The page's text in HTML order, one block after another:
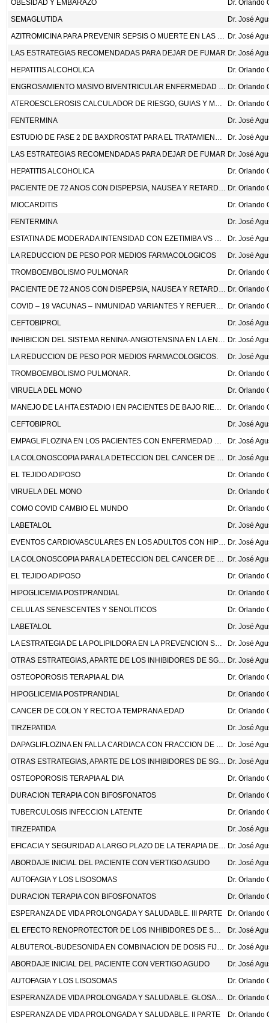
OBESIDAD Y EMBARAZO
SEMAGLUTIDA
Dr. José
AZITROMICINA PARA PREVENIR SEPSIS O MUERTE EN LAS MUJERES QUE PLANEAN UN PARTO VAGINAL. N ENG J MED 2023;388:1161-70. Dr. José
LAS ESTRATEGIAS RECOMENDADAS PARA DEJAR DE FUMAR Dr. José
HEPATITIS ALCOHOLICA
ENGROSAMIENTO MASIVO BIVENTRICULAR ENFERMEDAD DE FABRY
ATEROESCLEROSIS CALCULADOR DE RIESGO, GUIAS Y MANEJO.
FENTERMINA
Dr. José
ESTUDIO DE FASE 2 DE BAXDROSTAT PARA EL TRATAMIENTO DE LA HIPERTENSION RESISTENTE AL TRATAMIENTO. N ENG J MED 2023;388:395-405.
Dr. José
LAS ESTRATEGIAS RECOMENDADAS PARA DEJAR DE FUMAR Dr. José
HEPATITIS ALCOHOLICA
PACIENTE DE 72 ANOS CON DISPEPSIA, NAUSEA Y RETARDO EN VACIAMIENTO GASTRICO
MIOCARDITIS
FENTERMINA
Dr. José
ESTATINA DE MODERADA INTENSIDAD CON EZETIMIBA VS ESTATINA DE ALTA INTENSIDAD EN LOS PACIENTES CON DIABETES Y ENFERMEDAD ATEROSCLEROTICA EN EL ESTUDIO RACING HTTPS://DOI.ORG/10.1093/EURHEARTJ/EHAC709
Dr. José
LA REDUCCION DE PESO POR MEDIOS FARMACOLOGICOS
Dr. José
TROMBOEMBOLISMO PULMONAR
PACIENTE DE 72 ANOS CON DISPEPSIA, NAUSEA Y RETARDO EN VACIAMIENTO GASTRICO
COVID – 19 VACUNAS – INMUNIDAD VARIANTES Y REFUERZOS
CEFTOBIPROL
Dr. José
INHIBICION DEL SISTEMA RENINA-ANGIOTENSINA EN LA ENFERMEDAD RENAL CRONICA AVANZADA. N ENG J MED 2022;387:2021-32. Dr. José
LA REDUCCION DE PESO POR MEDIOS FARMACOLOGICOS.
Dr. José
TROMBOEMBOLISMO PULMONAR.
VIRUELA DEL MONO
MANEJO DE LA HTA ESTADIO I EN PACIENTES DE BAJO RIESGO
CEFTOBIPROL
Dr. José
EMPAGLIFLOZINA EN LOS PACIENTES CON ENFERMEDAD RENAL CRONICA. N ENG J MED 2022; DISPONIBLE EN DOI:10.1056/NEJM2204-4233.
Dr. José
LA COLONOSCOPIA PARA LA DETECCION DEL CANCER DE COLON Y RECTO
Dr. José
EL TEJIDO ADIPOSO
VIRUELA DEL MONO
COMO COVID CAMBIO EL MUNDO
LABETALOL
Dr. José
EVENTOS CARDIOVASCULARES EN LOS ADULTOS CON HIPERTENSION QUE RECIBEN LA DOSIS USUAL DE ANTIHIPERTENSIVOS EN LA NOCHE O EN LA MANANA. LANCET 2022;400:1417-25. Dr. José
LA COLONOSCOPIA PARA LA DETECCION DEL CANCER DE COLON Y RECTO
Dr. José
EL TEJIDO ADIPOSO
HIPOGLICEMIA POSTPRANDIAL
CELULAS SENESCENTES Y SENOLITICOS
LABETALOL
Dr. José
LA ESTRATEGIA DE LA POLIPILDORA EN LA PREVENCION SECUNDARIA CARDIOVASCULAR. N ENG J MED 2022;387:967-77.
Dr. José
OTRAS ESTRATEGIAS, APARTE DE LOS INHIBIDORES DE SGLT2, USADAS PARA PRESERVAR LA FUNCION RENAL Dr. José
OSTEOPOROSIS TERAPIA AL DIA
HIPOGLICEMIA POSTPRANDIAL
CANCER DE COLON Y RECTO A TEMPRANA EDAD
TIRZEPATIDA
Dr. José
DAPAGLIFLOZINA EN FALLA CARDIACA CON FRACCION DE EYECCION LEVEMENTE REDUCIDA O PRESERVADA. HTTPS://WWW.NEJM.ORG/DOI/FULL/10.1056/NEJMOA2206286UQUERY=RECIRC_CURATEDRELATED_ARTICLE
Dr. José
OTRAS ESTRATEGIAS, APARTE DE LOS INHIBIDORES DE SGLT2, USADAS PARA PRESERVAR LA FUNCION RENAL Dr. José
OSTEOPOROSIS TERAPIA AL DIA
DURACION TERAPIA CON BIFOSFONATOS
TUBERCULOSIS INFECCION LATENTE
TIRZEPATIDA
Dr. José
EFICACIA Y SEGURIDAD A LARGO PLAZO DE LA TERAPIA DE COMBINACION DE ESTATINA DE MODERADA INTENSIDAD Y EZETIMIBA VERSUS MONOTERAPIA DE ALTA INTENSIDAD CON ESTATINA EN LOS PACIENTES CON ENFERMEDAD ATEROSCLEROTICA CARDIOVASCULAR (RACING): UN ESTUDIO ALEATORIZADO, ABIERTO, DE NO-INFERIORIDAD. LANCET 2022;400:380-90. Dr. José
ABORDAJE INICIAL DEL PACIENTE CON VERTIGO AGUDO
Dr. José
AUTOFAGIA Y LOS LISOSOMAS
DURACION TERAPIA CON BIFOSFONATOS
ESPERANZA DE VIDA PROLONGADA Y SALUDABLE. III PARTE
EL EFECTO RENOPROTECTOR DE LOS INHIBIDORES DE SGLT2
Dr. José
ALBUTEROL-BUDESONIDA EN COMBINACION DE DOSIS FIJA COMO INHALADOR DE RESCATE EN ASMA
Dr. José
ABORDAJE INICIAL DEL PACIENTE CON VERTIGO AGUDO
Dr. José
AUTOFAGIA Y LOS LISOSOMAS
ESPERANZA DE VIDA PROLONGADA Y SALUDABLE. GLOSARIO BASICO.
ESPERANZA DE VIDA PROLONGADA Y SALUDABLE. II PARTE